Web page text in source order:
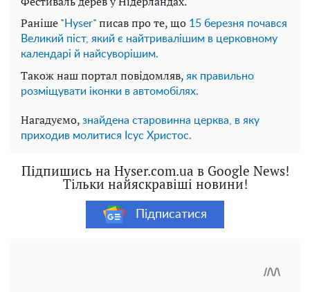
Раніше " Нyser" писав про те, що 15 березня почався
Великий піст, який є найтривалішим в церковному
календарі й найсуворішим.
Також наш портал повідомляв, як правильно
розміщувати іконки в автомобілях.
Нагадуємо, знайдена старовинна церква, в яку
приходив молитися Ісус Христос.
Підпишись на Hyser.com.ua в Google News!
Тільки найяскравіші новини!
Підписатися